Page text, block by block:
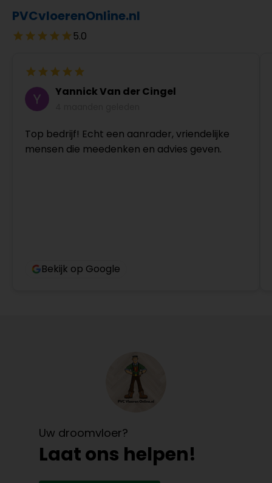
PVCvloerenOnline.nl
5.0
Yannick Van der Cingel
Top bedrijf! Echt een aanrader, vriendelijke
mensen die meedenken en advies geven.
Bekijk op Google
Uw droomvloer?
Laat ons helpen!